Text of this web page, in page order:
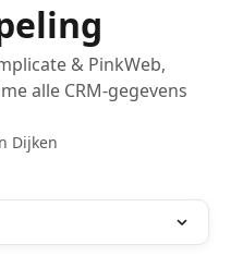
& PinkWeb,
alle CRM-gegevens
Dijken